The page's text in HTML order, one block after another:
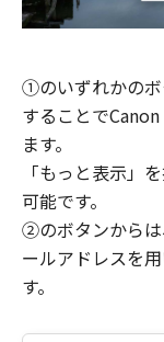
①のいずれかのボ
することで
ます。
「もっと表示」
可能です。
②のボタンからは
ールアドレスを
す。